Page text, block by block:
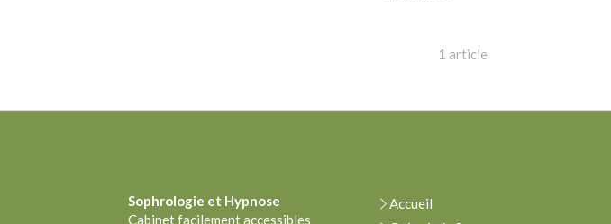
1 article
Sophrologie et Hypnose
Cabinet facilement accessibles
Accueil